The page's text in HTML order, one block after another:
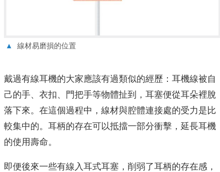
▲ 線材易磨損的位置
戴過有線耳機的大家應該有過類似的經歷：耳機線被自
己的手、衣扣、門把手等物體扯到，耳塞便從耳朵裡脫
落下來。在這個過程中，線材與腔體連接處的受力是比
較集中的。耳柄的存在可以抵擋一部分衝擊，延長耳機
的使用壽命。
即便後來一些有線入耳式耳塞，削弱了耳柄的存在感，